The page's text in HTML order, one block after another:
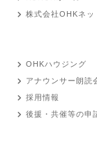
株式会社OHKネッ
OHKハウジング
アナウンサー朗読
採用情報
後援・共催等の申